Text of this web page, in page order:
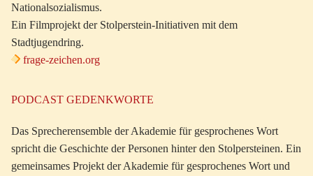
Nationalsozialismus.
Ein Filmprojekt der Stolperstein-Initiativen mit dem
Stadtjugendring.
frage-zeichen.org
PODCAST GEDENKWORTE
Das Sprecherensemble der Akademie für gesprochenes Wort
spricht die Geschichte der Personen hinter den Stolpersteinen. Ein
gemeinsames Projekt der Akademie für gesprochenes Wort und